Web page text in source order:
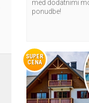
med dodatnimi
ponudbe!
SUPER
CENA